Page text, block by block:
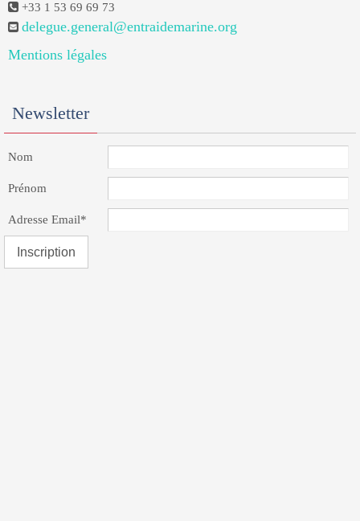
+33 1 53 69 69 73
delegue.general@entraidemarine.org
Mentions légales
Newsletter
Nom
Prénom
Adresse Email*